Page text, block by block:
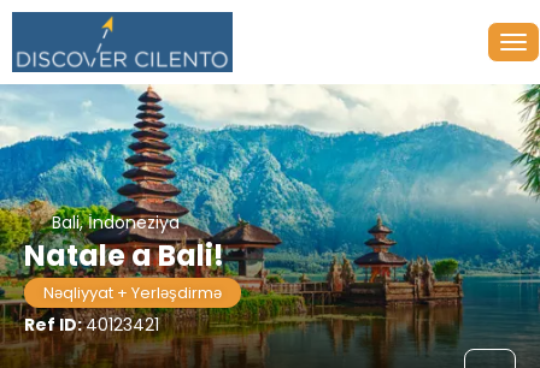
Bali, İndoneziya
Natale a Bali!
Nəqliyyat + Yerləşdirmə
Ref ID:40123421